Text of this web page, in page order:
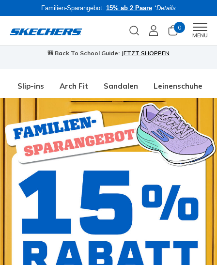
Familien-Sparangebot: 15% ab 2 Paare *Details
0
MENU
🎒 Back To School Guide: JETZT SHOPPEN
Slip-ins Arch Fit Sandalen Leinenschuhe